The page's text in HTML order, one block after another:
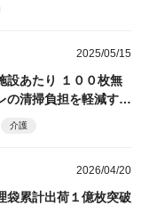
2025/05/15
設あたり １００枚無
清掃負担を軽減する
シリーズ」 総合サー
介護
2026/04/20
累計出荷１億枚突破